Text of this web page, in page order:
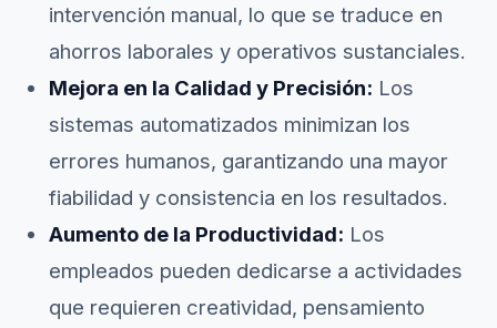
intervención manual, lo que se traduce en
ahorros laborales y operativos sustanciales.
Mejora en la Calidad y Precisión: Los
sistemas automatizados minimizan los
errores humanos, garantizando una mayor
fiabilidad y consistencia en los resultados.
Aumento de la Productividad: Los
empleados pueden dedicarse a actividades
que requieren creatividad, pensamiento